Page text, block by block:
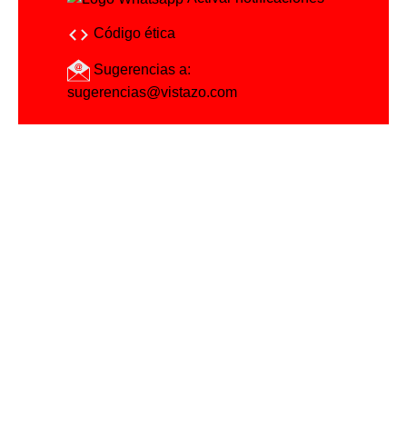
Código ética
Sugerencias a:
sugerencias@vistazo.com